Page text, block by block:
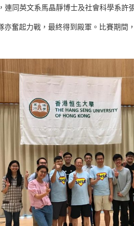
連同英文系馬晶靜博士及社會科學系許
奮起力戰， 最終得到殿軍。比賽期間